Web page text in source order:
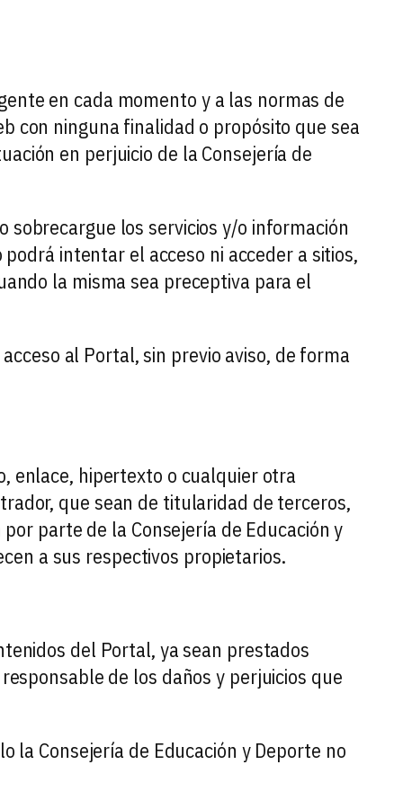
en cada momento y a las normas de
con ninguna finalidad o propósito que sea
en perjuicio de la Consejería de
los servicios y/o información
intentar el acceso ni acceder a sitios,
la misma sea preceptiva para el
al Portal, sin previo aviso, de forma
enlace, hipertexto o cualquier otra
que sean de titularidad de terceros,
parte de la Consejería de Educación y
a sus respectivos propietarios.
del Portal, ya sean prestados
de los daños y perjuicios que
la Consejería de Educación y Deporte no